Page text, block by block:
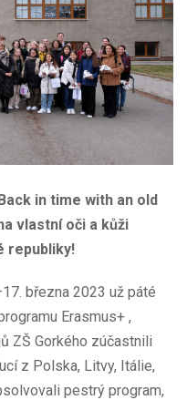
in time with an old
vlastní oči a kůži
republiky!
března 2023 už páté
Erasmus+ ,
ZŠ Gorkého zúčastnili
z Polska, Litvy, Itálie,
pestrý program,